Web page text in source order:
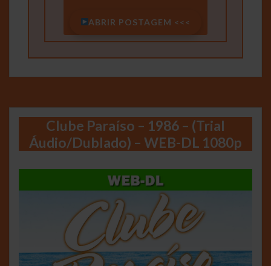
ABRIR POSTAGEM <<<
Clube Paraíso – 1986 – (Trial
Áudio/Dublado) – WEB-DL 1080p